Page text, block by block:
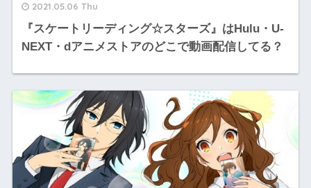
2021.05.06 Thu
『スケートリーディング☆スターズ』はHulu・U-
NEXT・dアニメストアのどこで動画配信してる？